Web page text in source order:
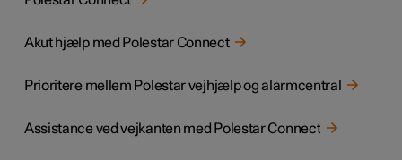
Akut hjælp med Polestar Connect
Prioritere mellem Polestar vejhjælp og alarmcentral
Assistance ved vejkanten med Polestar Connect